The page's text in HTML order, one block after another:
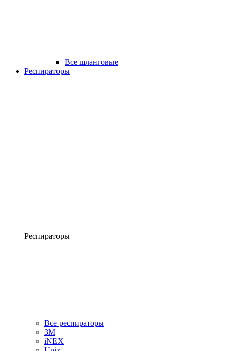
Все шланговые
Респираторы
Респираторы
Все респираторы
3М
iNEX